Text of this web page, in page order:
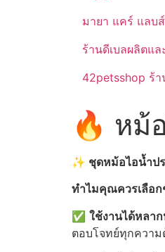
มายา แคร์ แลบ
ร้านดีเบลผลิตแ
42petsshop ร้
🔥 หม้
✨ ชุดหม้อไอน้ำป
ทำไมคุณควรเลือ
✅ ใช้งานได้หลา
ตอบโจทย์ทุกความ